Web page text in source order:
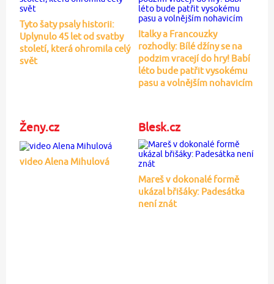
Tyto šaty psaly historii:
Uplynulo 45 let od svatby
století, která ohromila celý
svět
Italky a Francouzky
rozhodly: Bílé džíny se na
podzim vracejí do hry! Babí
léto bude patřit vysokému
pasu a volnějším nohavicím
Ženy.cz
video Alena Mihulová
Blesk.cz
Mareš v dokonalé formě
ukázal břišáky: Padesátka
není znát